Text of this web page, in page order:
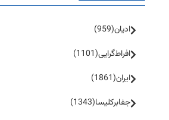
ادیان(959)
افراط‌گرایی(1101)
ایران(1861)
جفا‌بر‌کلیسا(1343)